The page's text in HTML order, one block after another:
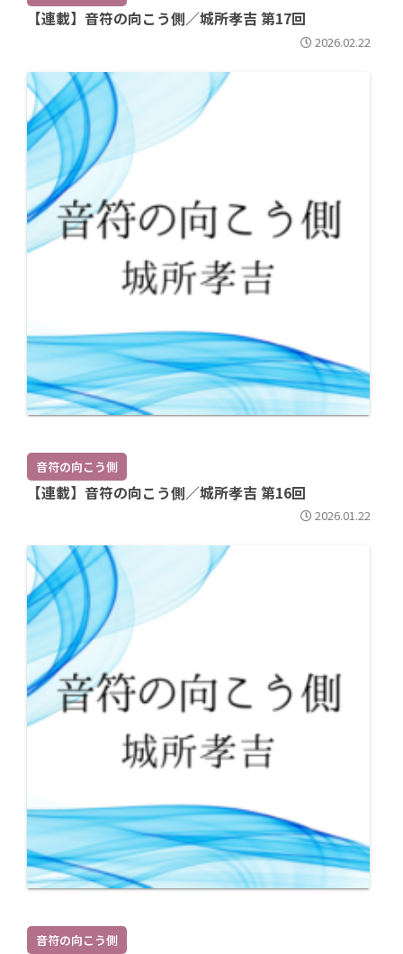
【連載】音符の向こう側／城所孝吉 第17回
2026.02.22
音符の向こう側
【連載】音符の向こう側／城所孝吉 第16回
2026.01.22
音符の向こう側